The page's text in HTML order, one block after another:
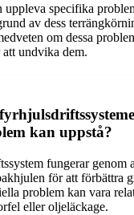
uppleva specifika
av dess
om dessa
undvika dem.
kan uppstå?
fungerar genom
för att förbättra
problem kan vara
eller oljeläckage.